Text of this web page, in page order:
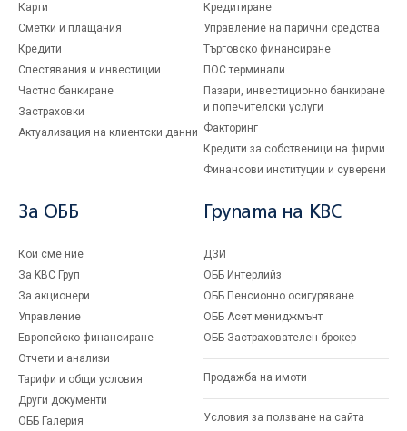
Карти
Сметки и плащания
Кредити
Спестявания и инвестиции
Частно банкиране
Застраховки
Актуализация на клиентски данни
Кредитиране
Управление на парични средства
Търговско финансиране
ПОС терминали
Пазари, инвестиционно банкиране
и попечителски услуги
Факторинг
Кредити за собственици на фирми
Финансови институции и суверени
За ОББ
Кои сме ние
За KBC Груп
За акционери
Управление
Европейско финансиране
Отчети и анализи
Тарифи и общи условия
Други документи
ОББ Галерия
Групата на KBC
ДЗИ
ОББ Интерлийз
ОББ Пенсионно осигуряване
ОББ Асет мениджмънт
ОББ Застрахователен брокер
Продажба на имоти
Условия за ползване на сайта